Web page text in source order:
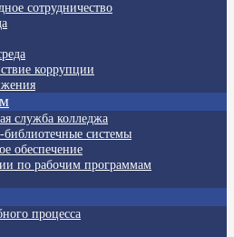
сотрудничество
коррупции
служба колледжа
библиотечные системы
обеспечение
по рабочим программам
процесса